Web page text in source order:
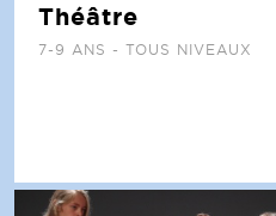
Théâtre
7-9 ANS - TOUS NIVEAUX